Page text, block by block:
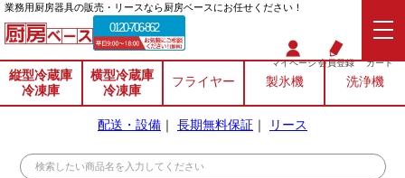
業務⽤厨房器具の販売・リースなら厨房ベースにお任せください！
0120-706-862
マイページ会員登録 カート
縦型冷蔵庫
冷凍庫
横型冷蔵庫
冷凍庫
フライヤー 製氷機 洗浄機
配送・設備 ｜ 長期無料保証 ｜ リース